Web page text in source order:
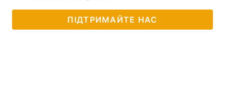
ПІДТРИМАЙТЕ НАС